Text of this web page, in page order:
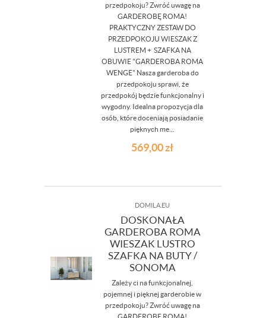
przedpokoju? Zwróć uwagę na
GARDEROBĘ ROMA!
PRAKTYCZNY ZESTAW DO
PRZEDPOKOJU WIESZAK Z
LUSTREM + SZAFKA NA
OBUWIE "GARDEROBA ROMA
WENGE" Nasza garderoba do
przedpokoju sprawi, że
przedpokój będzie funkcjonalny i
wygodny. Idealna propozycja dla
osób, które doceniają posiadanie
pięknych me...
569,00zł
DOMILA.EU
DOSKONAŁA
GARDEROBA ROMA
WIESZAK LUSTRO
SZAFKA NA BUTY /
SONOMA
Zależy ci na funkcjonalnej,
pojemnej i pięknej garderobie w
przedpokoju? Zwróć uwagę na